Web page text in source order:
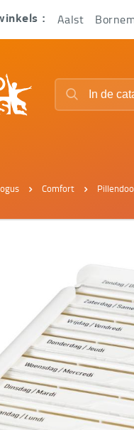
Comfort
: Aalst
Zoeken
Zoeken